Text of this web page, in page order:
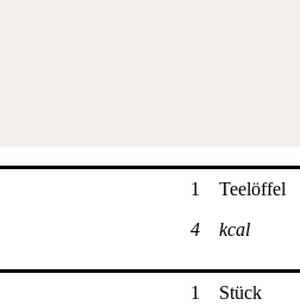
1
4
Teelöffel
kcal
1
Stück